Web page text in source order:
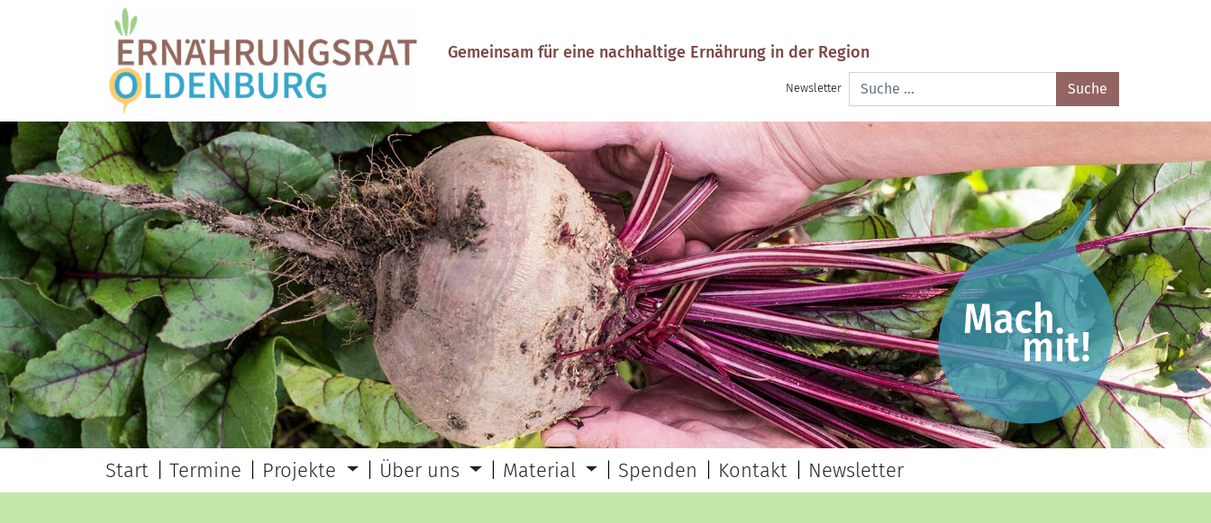
Gemeinsam für eine nachhaltige Ernährung in der Region
Newsletter
Suche
nach:
Start Termine Projekte Über uns Material Spenden Kontakt Newsletter